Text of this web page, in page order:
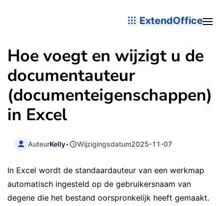
ExtendOffice
Hoe voegt en wijzigt u de
documentauteur
(documenteigenschappen)
in Excel
AuteurKelly• Wijzigingsdatum2025-11-07
In Excel wordt de standaardauteur van een werkmap
automatisch ingesteld op de gebruikersnaam van
degene die het bestand oorspronkelijk heeft gemaakt.